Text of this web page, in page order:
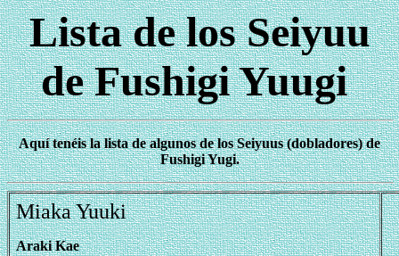
Lista de los Seiyuu
de Fushigi Yuugi
Aquí tenéis la lista de algunos de los Seiyuus (dobladores) de
Fushigi Yugi.
Miaka Yuuki
Araki Kae